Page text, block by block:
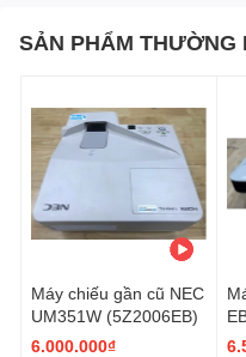
SẢN PHẨM THƯỜNG
Máy chiếu gần cũ NEC
UM351W (5Z2006EB)
6.000.000₫